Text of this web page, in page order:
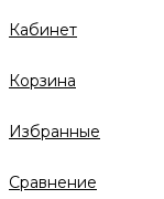
Кабинет
Корзина
Избранные
Сравнение